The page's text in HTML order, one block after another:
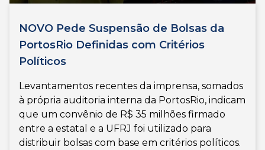
NOVO Pede Suspensão de Bolsas da
PortosRio Definidas com Critérios
Políticos
Levantamentos recentes da imprensa, somados
à própria auditoria interna da PortosRio, indicam
que um convênio de R$ 35 milhões firmado
entre a estatal e a UFRJ foi utilizado para
distribuir bolsas com base em critérios políticos.